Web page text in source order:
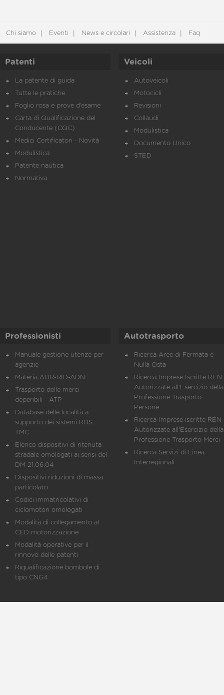
Chi siamo Eventi News e circolari Assistenza Faq
Patenti
La patente di guida
Tutte le pratiche
Foglio rosa e prove d’esame
Carta di Qualificazione del
Conducente (CQC)
Medici Certificatori - Novità
Modulistica
Patente nautica
Normativa
Veicoli
Autoveicoli
Motocicli
Revisioni
Collaudi
Modulistica
Documento Unico
STED
Professionisti
Manuale gestione utenze per
agenzie
Materia ADR-RID-ADN
Trasporto delle merci
deperibili - ATP
Database delle località a
supporto dei sistemi RDS
TMC
Elenco dispositivi di ritenuta
stradale omologati ai sensi del
DM 21.06.04
Dispositivi riduzioni di massa
particolato
Codici immatricolativi di
ciclomotori omologati
Modalità di collegamento al
CED motorizzazione
Modalità operative per il
rinnovo delle patenti
Riqualificazione bombole di
tipo CNG4
Autotrasporto
Ricerca Aree di Fermata e
Nulla Osta
Ricerca Imprese Iscritte REN
Autorizzate all'Esercizio della
Professione Trasporto
Persone
Ricerca Imprese iscritte REN
Autorizzate all'Esercizio della
Professione Trasporto Merci
Ricerca Servizi di Linea
Interregionali